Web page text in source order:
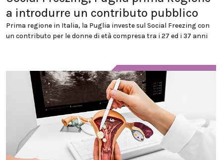
a introdurre un contributo pubblico
Prima regione in Italia, la Puglia investe sul Social Freezing con
un contributo per le donne di età compresa tra i 27 ed i 37 anni